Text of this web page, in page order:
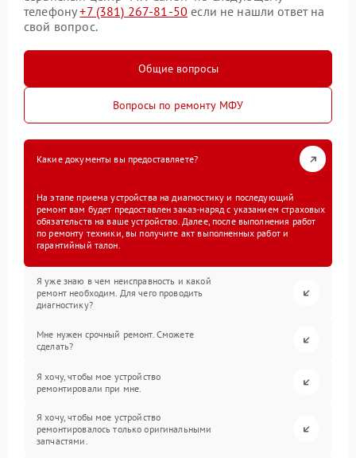
телефону+7 (381) 267-81-50 если не нашли ответ на
свой вопрос.
Общие вопросы
Вопросы по ремонту МФУ
Какие документы вы предоставляете?
На этапе приема устройства на диагностику и последующий
ремонт вам будет предоставлен заказ-наряд с указанием страховых
обязательств на ваше устройство. Далее, после выполнения работ
по ремонту техники, вы получите акт выполненных работ и
гарантийный талон.
Я уже знаю в чем неисправность и какой
ремонт необходим. Для чего проводить
диагностику?
Мне нужен срочный ремонт. Сможете
сделать?
Я хочу, чтобы мое устройство
ремонтировали при мне.
Я хочу, чтобы мое устройство
ремонтировалось только оригинальными
запчастями.